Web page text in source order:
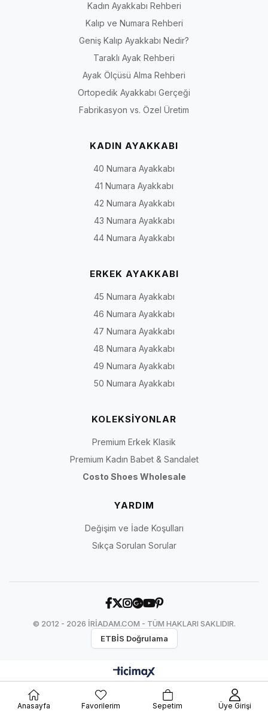
Kadın Ayakkabı Rehberi
Kalıp ve Numara Rehberi
Geniş Kalıp Ayakkabı Nedir?
Taraklı Ayak Rehberi
Ayak Ölçüsü Alma Rehberi
Ortopedik Ayakkabı Gerçeği
Fabrikasyon vs. Özel Üretim
KADIN AYAKKABI
40 Numara Ayakkabı
41 Numara Ayakkabı
42 Numara Ayakkabı
43 Numara Ayakkabı
44 Numara Ayakkabı
ERKEK AYAKKABI
45 Numara Ayakkabı
46 Numara Ayakkabı
47 Numara Ayakkabı
48 Numara Ayakkabı
49 Numara Ayakkabı
50 Numara Ayakkabı
KOLEKSİYONLAR
Premium Erkek Klasik
Premium Kadın Babet & Sandalet
Costo Shoes Wholesale
YARDIM
Değişim ve İade Koşulları
Sıkça Sorulan Sorular
© 2012 - 2026 İRİADAM.COM - TÜM HAKLARI SAKLIDIR.
ETBİS Doğrulama
Anasayfa Favorilerim Sepetim Üye Girişi